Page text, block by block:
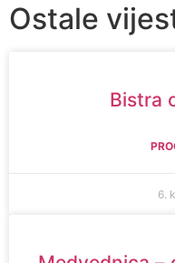
Ostale
Bistra
6.